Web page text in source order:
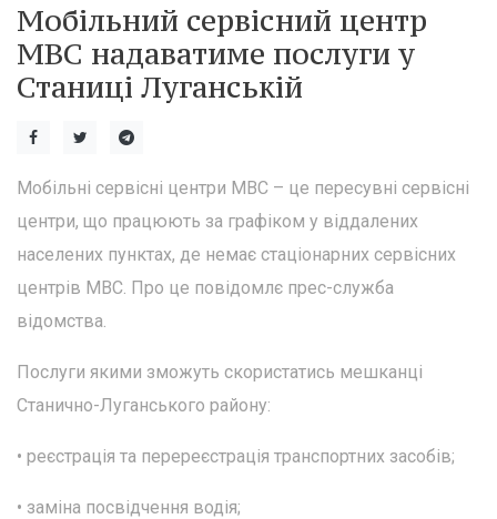
Мобільний сервісний центр
МВС надаватиме послуги у
Станиці Луганській
Мобільні сервісні центри МВС – це пересувні сервісні
центри, що працюють за графіком у віддалених
населених пунктах, де немає стаціонарних сервісних
центрів МВС. Про це повідомлє прес-служба
відомства.
Послуги якими зможуть скористатись мешканці
Станично-Луганського району:
• реєстрація та перереєстрація транспортних засобів;
• заміна посвідчення водія;